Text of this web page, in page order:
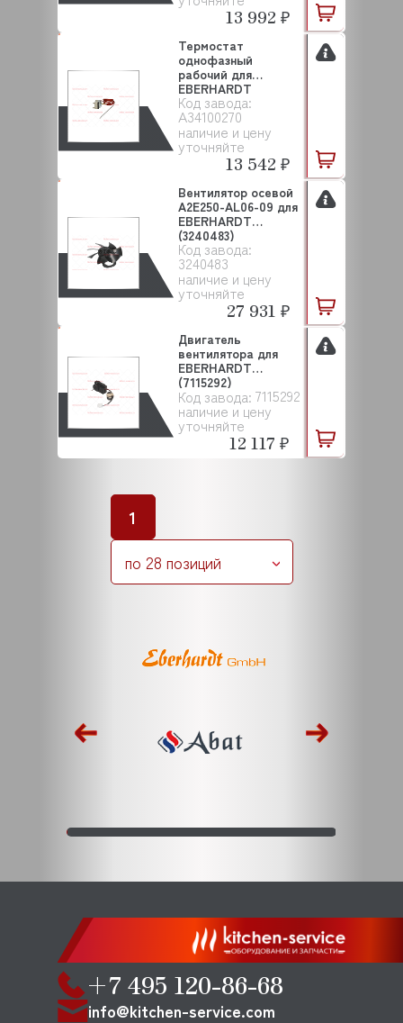
13 992 ₽
Код завода:
A34100270
наличие и цену
уточняйте
Термостат
однофазный
рабочий для
EBERHARDT
(A34100270)
13 542 ₽
Код завода:
3240483
наличие и цену
уточняйте
Вентилятор осевой
A2E250-AL06-09 для
EBERHARDT
(3240483)
27 931 ₽
Код завода: 7115292
наличие и цену
уточняйте
Двигатель
вентилятора для
EBERHARDT
(7115292)
12 117 ₽
1
по 28 позиций
+7 495 120-86-68
info@kitchen-service.com